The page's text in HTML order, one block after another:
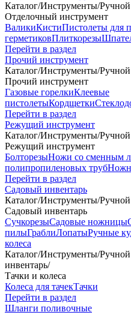
Каталог/Инструменты/
Отделочный инструмент
ВаликиКистиПистолеты для
герметиковПлиткорезы
Перейти в раздел
Прочий инструмент
Каталог/Инструменты/
Прочий инструмент
Газовые горелкиКлеевые
пистолетыКордщетки
Перейти в раздел
Режущий инструмент
Каталог/Инструменты/
Режущий инструмент
БолторезыНожи со сменным
полипропиленовых труб
Перейти в раздел
Садовый инвентарь
Каталог/Инструменты/
Садовый инвентарь
СучкорезыСадовые ножницы
пилыГраблиЛопатыРучные
колеса
Каталог/Инструменты/
инвентарь/
Тачки и колеса
Колеса для тачекТачки
Перейти в раздел
Шланги поливочные